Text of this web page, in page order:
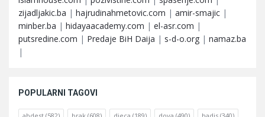
zijadljakic.ba | hajrudinahmetovic.com | amir-smajic |
minber.ba | hidayaacademy.com | el-asr.com |
putsredine.com | Predaje BiH Daija | s-d-o.org | namaz.ba
|
POPULARNI TAGOVI